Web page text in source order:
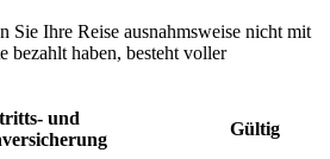
Sie Ihre Reise ausnahmsweise nicht mit
bezahlt haben, besteht voller
und
Gültig